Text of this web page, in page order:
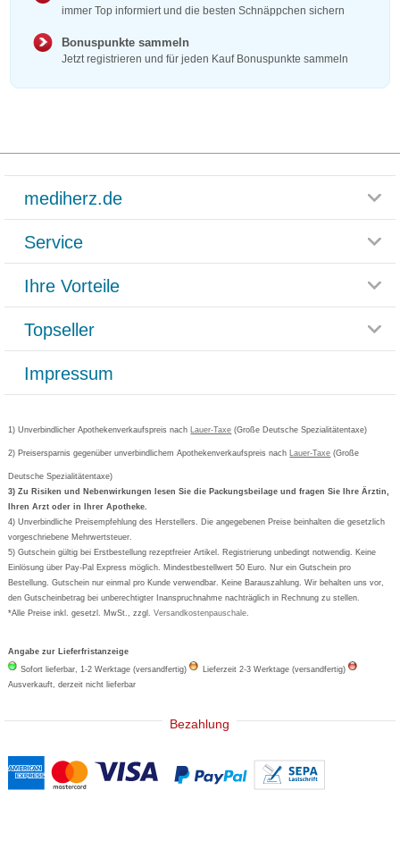
immer Top informiert und die besten Schnäppchen sichern
Bonuspunkte sammeln
Jetzt registrieren und für jeden Kauf Bonuspunkte sammeln
mediherz.de
Glossar
Häufig gestellte Fragen
Datenschutz
AGB
Cookie-Einstellungen
Vertrag widerrufen
Service
Rücksendemöglichkeit
Paketlieferstatus
Versandkosten
Bestellschein ausfüllen
Newsletteranmeldung
Ihre Vorteile
Rezeptlieferung
Bonusprogramm
Gutschein und Rabatte
Kundenbewertung
Topseller
Grippostad
Bepanthen
Formoline
Wick
Eucerin
Basica
Impressum
1) Unverbindlicher Apothekenverkaufspreis nach Lauer-Taxe (Große Deutsche Spezialitätentaxe)
2) Preisersparnis gegenüber unverbindlichem Apothekenverkaufspreis nach Lauer-Taxe (Große
Deutsche Spezialitätentaxe)
3) Zu Risiken und Nebenwirkungen lesen Sie die Packungsbeilage und fragen Sie Ihre Ärztin,
Ihren Arzt oder in Ihrer Apotheke.
4) Unverbindliche Preisempfehlung des Herstellers. Die angegebenen Preise beinhalten die gesetzlich
vorgeschriebene Mehrwertsteuer.
5) Gutschein gültig bei Erstbestellung rezeptfreier Artikel. Registrierung unbedingt notwendig. Keine
Einlösung über Pay-Pal Express möglich. Mindestbestellwert 50 Euro. Nur ein Gutschein pro
Bestellung. Gutschein nur einmal pro Kunde verwendbar. Keine Barauszahlung. Wir behalten uns vor,
den Gutscheinbetrag bei unberechtigter Inanspruchnahme nachträglich in Rechnung zu stellen.
*Alle Preise inkl. gesetzl. MwSt., zzgl.Versandkostenpauschale
Angabe zur Lieferfristanzeige
Sofort lieferbar, 1-2 Werktage (versandfertig)
Lieferzeit 2-3 Werktage (versandfertig)
Ausverkauft, derzeit nicht lieferbar
Bezahlung